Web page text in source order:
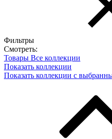
Фильтры
Смотреть:
Товары Все коллекции
Показать коллекции
Показать коллекции с